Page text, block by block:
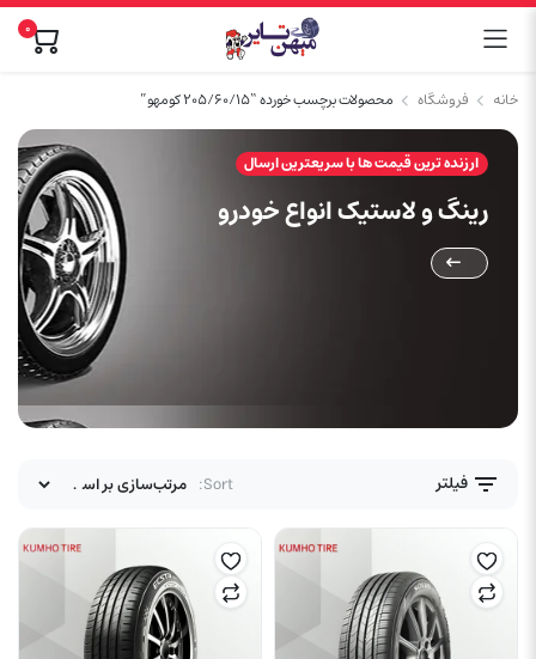
0
خانه فروشگاه محصولات برچسب خورده “۲۰۵/۶۰/۱۵ کومهو”
ارزنده ترین قیمت ها با سریعترین ارسال
رینگ و لاستیک انواع خودرو
فیلتر Sort: